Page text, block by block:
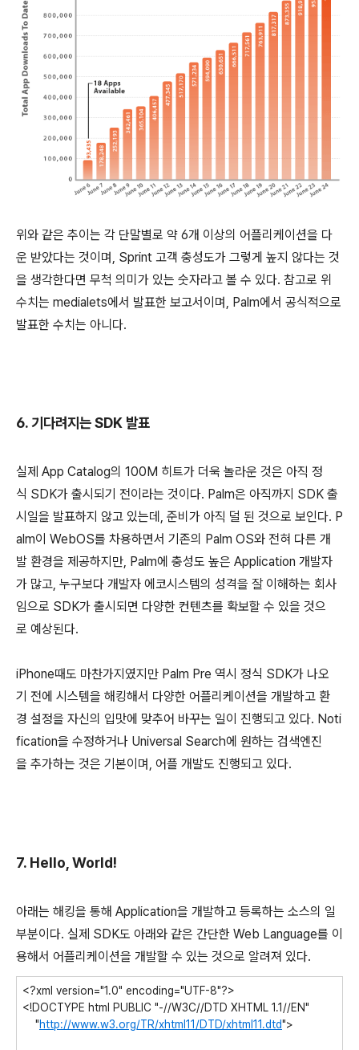
위와 같은 추이는 각 단말별로 약 6개 이상의 어플리케이션을 다
운 받았다는 것이며, Sprint 고객 충성도가 그렇게 높지 않다는 것
을 생각한다면 무척 의미가 있는 숫자라고 볼 수 있다. 참고로 위
수치는 medialets에서 발표한 보고서이며, Palm에서 공식적으로
발표한 수치는 아니다.
6. 기다려지는 SDK 발표
실제 App Catalog의 100M 히트가 더욱 놀라운 것은 아직 정
식 SDK가 출시되기 전이라는 것이다. Palm은 아직까지 SDK 출
시일을 발표하지 않고 있는데, 준비가 아직 덜 된 것으로 보인다. P
alm이 WebOS를 차용하면서 기존의 Palm OS와 전혀 다른 개
발 환경을 제공하지만, Palm에 충성도 높은 Application 개발자
가 많고, 누구보다 개발자 에코시스템의 성격을 잘 이해하는 회사
임으로 SDK가 출시되면 다양한 컨텐츠를 확보할 수 있을 것으
로 예상된다.
iPhone때도 마찬가지였지만 Palm Pre 역시 정식 SDK가 나오
기 전에 시스템을 해킹해서 다양한 어플리케이션을 개발하고 환
경 설정을 자신의 입맛에 맞추어 바꾸는 일이 진행되고 있다. Noti
fication을 수정하거나 Universal Search에 원하는 검색엔진
을 추가하는 것은 기본이며, 어플 개발도 진행되고 있다.
7. Hello, World!
아래는 해킹을 통해 Application을 개발하고 등록하는 소스의 일
부분이다. 실제 SDK도 아래와 같은 간단한 Web Language를 이
용해서 어플리케이션을 개발할 수 있는 것으로 알려져 있다.
<?xml version="1.0" encoding="UTF-8"?>
<!DOCTYPE html PUBLIC "-//W3C//DTD XHTML 1.1//EN"
"http://www.w3.org/TR/xhtml11/DTD/xhtml11.dtd">